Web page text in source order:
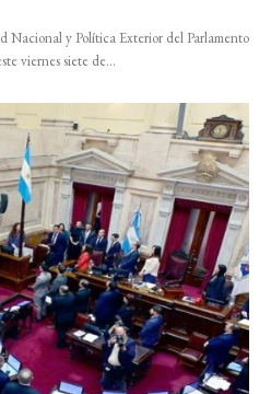
Nacional y Política Exterior del Parlamento
viernes siete de...